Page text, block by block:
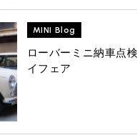
ス工場 ROVER
TEL
MAP
買取
MINI Blog
ローバーミニ納車点
イフェア